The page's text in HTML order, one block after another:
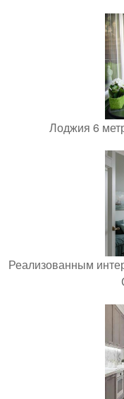
Лоджия 6
Реализованным